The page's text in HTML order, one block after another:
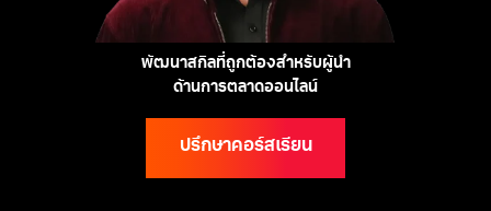
พัฒนาสกิลที่ถูกต้องสำหรับผู้นำ
ด้านการตลาดออนไลน์
ปรึกษาคอร์สเรียน